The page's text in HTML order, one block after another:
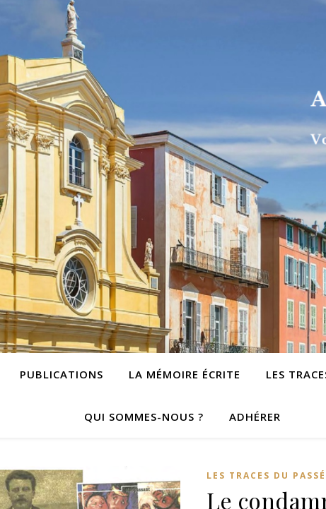
PUBLICATIONS LA MÉMOIRE ÉCRITE LES
QUI SOMMES-NOUS ? ADHÉRER
LES TRACES DU PASSÉ
Le